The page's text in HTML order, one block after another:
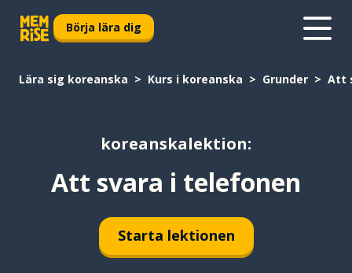
Börja lära dig
Lära sig koreanska Kurs i koreanska Grunder Att
koreanskalektion:
Att svara i telefonen
Starta lektionen